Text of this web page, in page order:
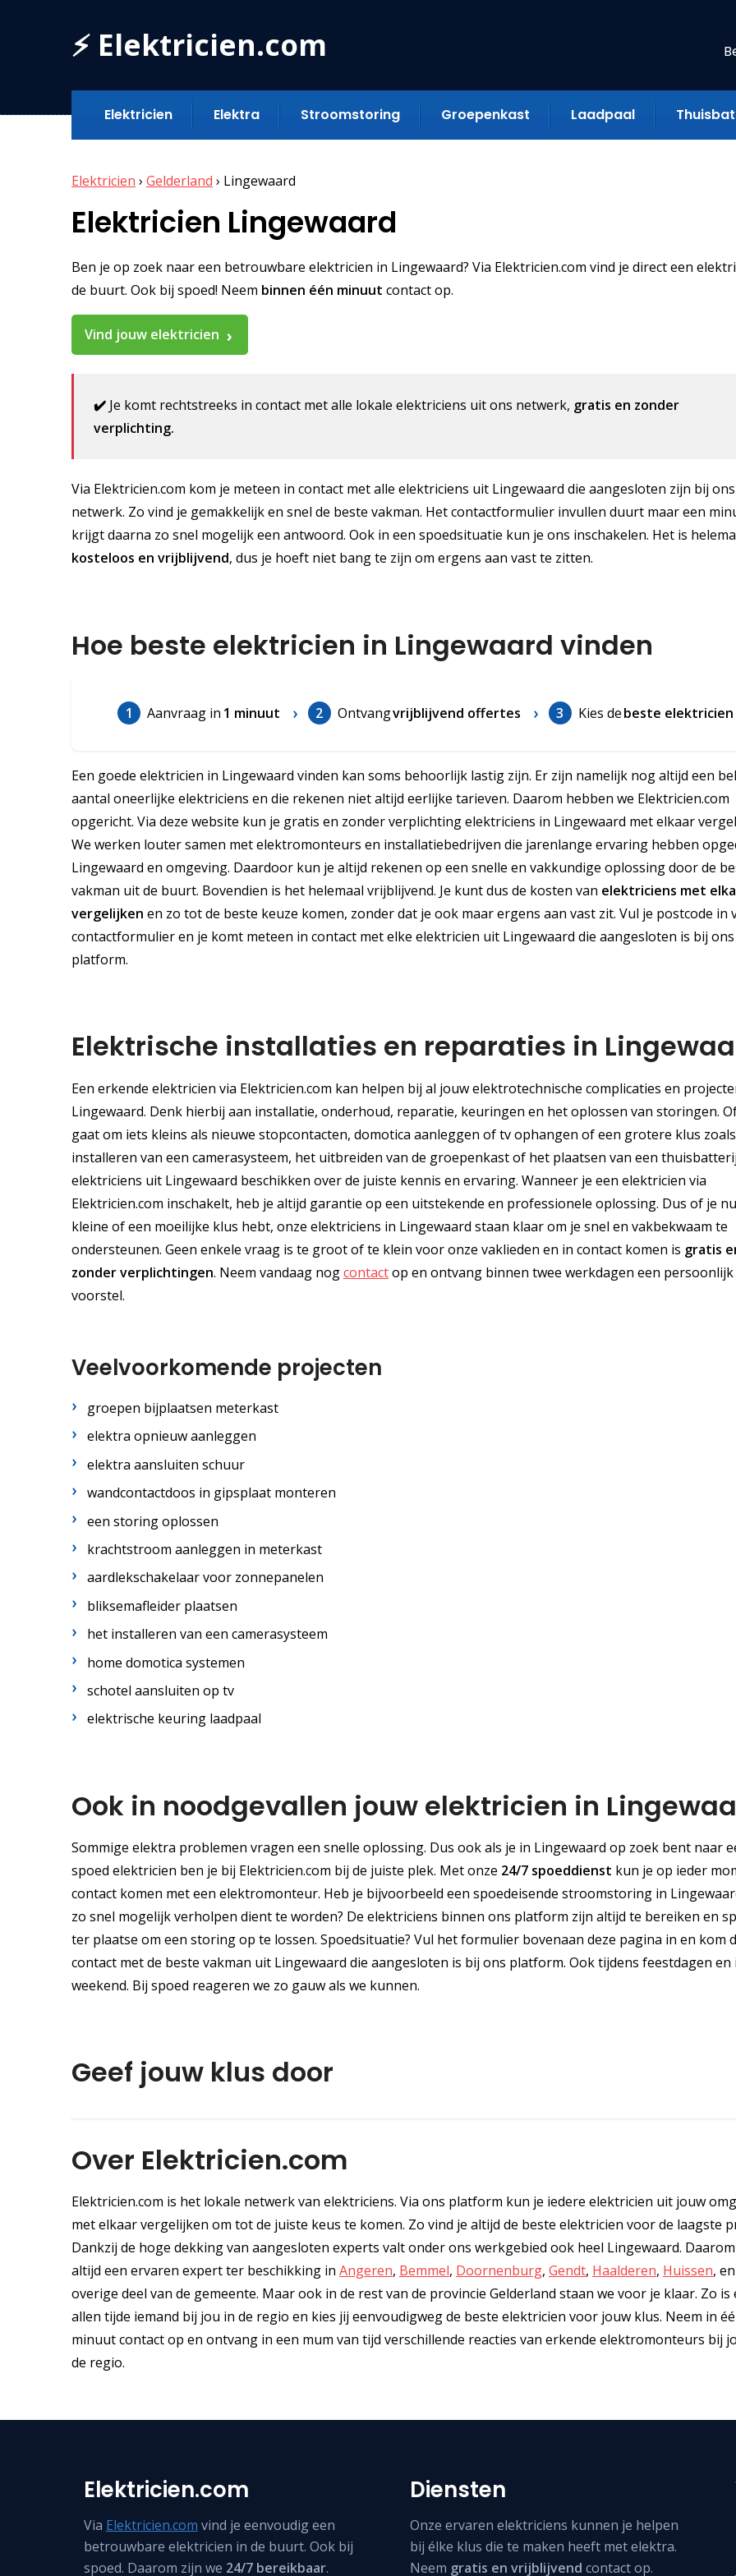
⚡ Elektricien.com
Elektricien Elektra Stroomstoring Groepenkast Laadpaal
Elektricien › Gelderland › Lingewaard
Elektricien Lingewaard
Ben je op zoek naar een betrouwbare elektricien in Lingewaard? Via Elektricien.com vind je direct een
de buurt. Ook bij spoed! Neem binnen één minuut contact op.
Vind jouw elektricien
✔️ Je komt rechtstreeks in contact met alle lokale elektriciens uit ons netwerk, gratis en zonder
verplichting.
Via Elektricien.com kom je meteen in contact met alle elektriciens uit Lingewaard die aangesloten zijn bij ons
netwerk. Zo vind je gemakkelijk en snel de beste vakman. Het contactformulier invullen duurt maar een
krijgt daarna zo snel mogelijk een antwoord. Ook in een spoedsituatie kun je ons inschakelen. Het is
kosteloos en vrijblijvend, dus je hoeft niet bang te zijn om ergens aan vast te zitten.
Hoe beste elektricien in Lingewaard vinden
1 Aanvraag in 1 minuut 2 Ontvangvrijblijvend offertes 3 Kies debeste elektricien
Een goede elektricien in Lingewaard vinden kan soms behoorlijk lastig zijn. Er zijn namelijk nog altijd een
aantal oneerlijke elektriciens en die rekenen niet altijd eerlijke tarieven. Daarom hebben we Elektricien.com
opgericht. Via deze website kun je gratis en zonder verplichting elektriciens in Lingewaard met elkaar
We werken louter samen met elektromonteurs en installatiebedrijven die jarenlange ervaring hebben
Lingewaard en omgeving. Daardoor kun je altijd rekenen op een snelle en vakkundige oplossing door de
vakman uit de buurt. Bovendien is het helemaal vrijblijvend. Je kunt dus de kosten van elektriciens met
vergelijken en zo tot de beste keuze komen, zonder dat je ook maar ergens aan vast zit. Vul je postcode in
contactformulier en je komt meteen in contact met elke elektricien uit Lingewaard die aangesloten is bij ons
platform.
Elektrische installaties en reparaties in
Een erkende elektricien via Elektricien.com kan helpen bij al jouw elektrotechnische complicaties en
Lingewaard. Denk hierbij aan installatie, onderhoud, reparatie, keuringen en het oplossen van storingen.
gaat om iets kleins als nieuwe stopcontacten, domotica aanleggen of tv ophangen of een grotere klus
installeren van een camerasysteem, het uitbreiden van de groepenkast of het plaatsen van een
elektriciens uit Lingewaard beschikken over de juiste kennis en ervaring. Wanneer je een elektricien via
Elektricien.com inschakelt, heb je altijd garantie op een uitstekende en professionele oplossing. Dus of je
kleine of een moeilijke klus hebt, onze elektriciens in Lingewaard staan klaar om je snel en vakbekwaam te
ondersteunen. Geen enkele vraag is te groot of te klein voor onze vaklieden en in contact komen is gratis
zonder verplichtingen. Neem vandaag nogcontactop en ontvang binnen twee werkdagen een persoonlijk
voorstel.
Veelvoorkomende projecten
groepen bijplaatsen meterkast
elektra opnieuw aanleggen
elektra aansluiten schuur
wandcontactdoos in gipsplaat monteren
een storing oplossen
krachtstroom aanleggen in meterkast
aardlekschakelaar voor zonnepanelen
bliksemafleider plaatsen
het installeren van een camerasysteem
home domotica systemen
schotel aansluiten op tv
elektrische keuring laadpaal
Ook in noodgevallen jouw elektricien in
Sommige elektra problemen vragen een snelle oplossing. Dus ook als je in Lingewaard op zoek bent naar
spoed elektricien ben je bij Elektricien.com bij de juiste plek. Met onze 24/7 spoeddienst kun je op ieder
contact komen met een elektromonteur. Heb je bijvoorbeeld een spoedeisende stroomstoring in
zo snel mogelijk verholpen dient te worden? De elektriciens binnen ons platform zijn altijd te bereiken en
ter plaatse om een storing op te lossen. Spoedsituatie? Vul het formulier bovenaan deze pagina in en kom
contact met de beste vakman uit Lingewaard die aangesloten is bij ons platform. Ook tijdens feestdagen en
weekend. Bij spoed reageren we zo gauw als we kunnen.
Geef jouw klus door
Over Elektricien.com
Elektricien.com is het lokale netwerk van elektriciens. Via ons platform kun je iedere elektricien uit jouw
met elkaar vergelijken om tot de juiste keus te komen. Zo vind je altijd de beste elektricien voor de laagste
Dankzij de hoge dekking van aangesloten experts valt onder ons werkgebied ook heel Lingewaard.
altijd een ervaren expert ter beschikking in Angeren, Bemmel, Doornenburg, Gendt, Haalderen, Huissen,
overige deel van de gemeente. Maar ook in de rest van de provincie Gelderland staan we voor je klaar. Zo is
allen tijde iemand bij jou in de regio en kies jij eenvoudigweg de beste elektricien voor jouw klus. Neem in
minuut contact op en ontvang in een mum van tijd verschillende reacties van erkende elektromonteurs bij
de regio.
Elektricien.com
Via Elektricien.com vind je eenvoudig een
betrouwbare elektricien in de buurt. Ook bij
spoed. Daarom zijn we 24/7 bereikbaar.
Diensten
Onze ervaren elektriciens kunnen je helpen
bij élke klus die te maken heeft met elektra.
Neem gratis en vrijblijvend contact op.